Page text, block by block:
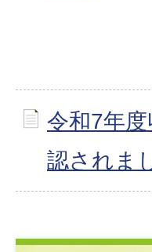
令和7年
認されま